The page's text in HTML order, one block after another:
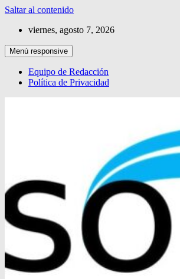
Saltar al contenido
viernes, agosto 7, 2026
Menú responsive
Equipo de Redacción
Política de Privacidad